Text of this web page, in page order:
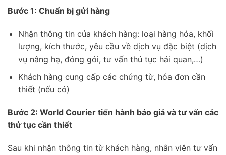
Bước 1: Chuẩn bị gửi hàng
Nhận thông tin của khách hàng: loại hàng hóa, khối
lượng, kích thước, yêu cầu về dịch vụ đặc biệt (dịch
vụ nâng hạ, đóng gói, tư vấn thủ tục hải quan,…)
Khách hàng cung cấp các chứng từ, hóa đơn cần
thiết (nếu có)
Bước 2: World Courier tiến hành báo giá và tư vấn các
thử tục cần thiết
Sau khi nhận thông tin từ khách hàng, nhân viên tư vấn